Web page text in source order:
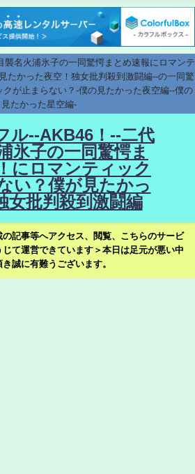
襲名火浦氷子の一同驚愕まとめ速報にロマンテ
たかった夜空！独女批判殺到激闘編--の一同驚
が止まらない？-僕の見たかった夜空編--僕の
見たかった星空編-
ル--AKB46！--二代
氷子の一同驚愕ま
にロマンティック
い？僕が見たかっ
女批判殺到激闘編
記事等へアクセス、閲覧、こちらのサービ
て運営できています＞本日は足元が悪い中
き誠に有難うございます。